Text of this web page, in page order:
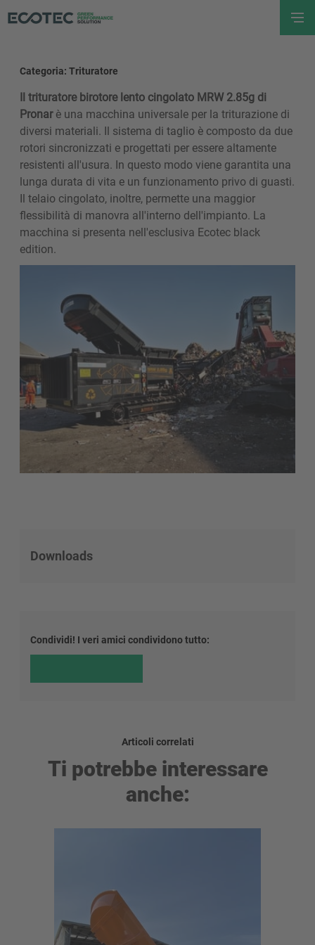
Categoria: Trituratore
Il trituratore birotore lento cingolato MRW 2.85g di
Pronarè una macchina universale per la triturazione di
diversi materiali. Il sistema di taglio è composto da due
rotori sincronizzati e progettati per essere altamente
resistenti all'usura. In questo modo viene garantita una
lunga durata di vita e un funzionamento privo di guasti.
Il telaio cingolato, inoltre, permette una maggior
flessibilità di manovra all'interno dell'impianto. La
macchina si presenta nell'esclusiva Ecotec black
edition.
Downloads
Condividi! I veri amici condividono tutto:
Articoli correlati
Ti potrebbe interessare
anche: